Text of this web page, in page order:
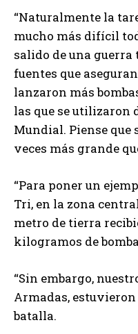
“Naturalmente la
mucho más difícil
salido de una
fuentes que
lanzaron más
las que se utilizaron
Mundial. Piense que
veces más grande
“Para poner un
Tri, en la zona
metro de tierra
kilogramos de
“Sin embargo,
Armadas,
batalla.